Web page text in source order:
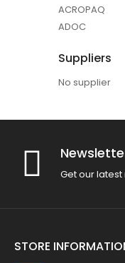
ACROPAQ
ADOC
Suppliers
No supplier
Get our
STORE